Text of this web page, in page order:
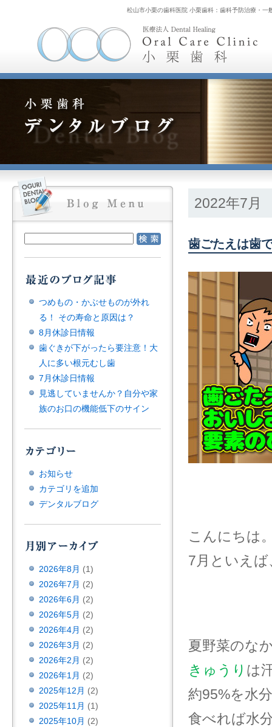
松山市小栗の歯科医院 小栗歯科：歯科予防治療・
2022年7月
歯ごたえは歯
こんにちは
7月といえば
夏野菜のな
きゅうり は
約95%を水
食べれば水
つめもの・かぶせものが外れ
る！ その寿命と原因は？
8月休診日情報
歯ぐきが下がったら要注意！大
人に多い根元むし歯
7月休診日情報
見逃していませんか？自分や家
族のお口の機能低下のサイン
お知らせ
カテゴリを追加
デンタルブログ
2026年8月 (1)
2026年7月 (2)
2026年6月 (2)
2026年5月 (2)
2026年4月 (2)
2026年3月 (2)
2026年2月 (2)
2026年1月 (2)
2025年12月 (2)
2025年11月 (1)
2025年10月 (2)